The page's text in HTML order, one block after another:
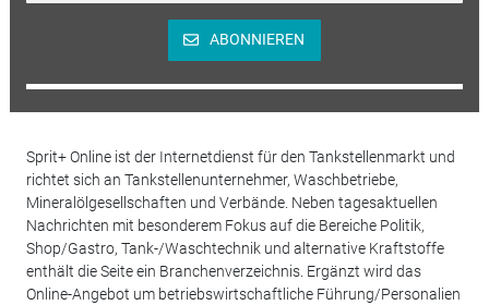
ABONNIEREN
Sprit+ Online ist der Internetdienst für den Tankstellenmarkt und
richtet sich an Tankstellenunternehmer, Waschbetriebe,
Mineralölgesellschaften und Verbände. Neben tagesaktuellen
Nachrichten mit besonderem Fokus auf die Bereiche Politik,
Shop/Gastro, Tank-/Waschtechnik und alternative Kraftstoffe
enthält die Seite ein Branchenverzeichnis. Ergänzt wird das
Online-Angebot um betriebswirtschaftliche Führung/Personalien